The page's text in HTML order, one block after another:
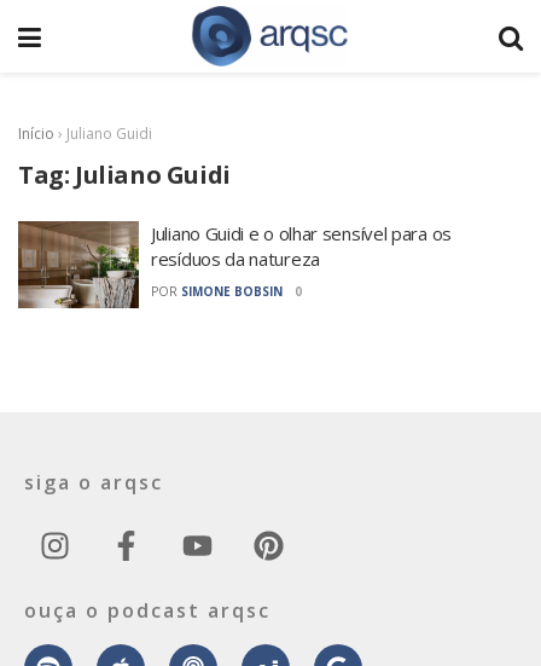
Início › Juliano Guidi
Tag: Juliano Guidi
Juliano Guidi e o olhar sensível para os
resíduos da natureza
POR SIMONE BOBSIN 0
siga o arqsc
ouça o podcast arqsc